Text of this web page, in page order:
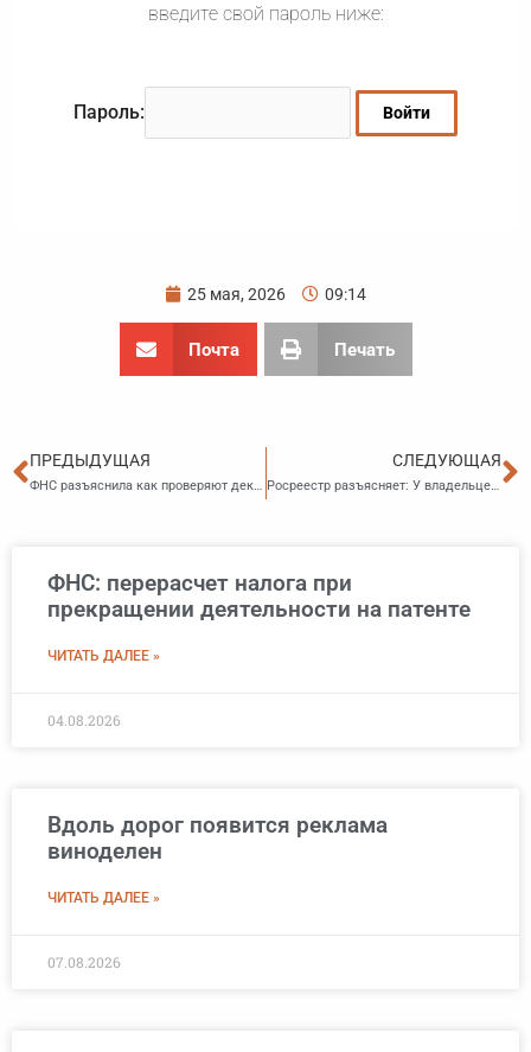
введите свой пароль ниже:
Пароль:
25 мая, 2026 09:14
Почта Печать
Пред
ПРЕДЫДУЩАЯ
ФНС разъяснила как проверяют декларации 3-НДФЛ, в которых заявлены к зачету иностранные налоги
СЛЕДУЮЩАЯ
Росреестр разъясняет: У владельцев «проблемных» земельных участков осталось два года на исправление нарушений.
ФНС: перерасчет налога при
прекращении деятельности на патенте
ЧИТАТЬ ДАЛЕЕ »
04.08.2026
Вдоль дорог появится реклама
виноделен
ЧИТАТЬ ДАЛЕЕ »
07.08.2026